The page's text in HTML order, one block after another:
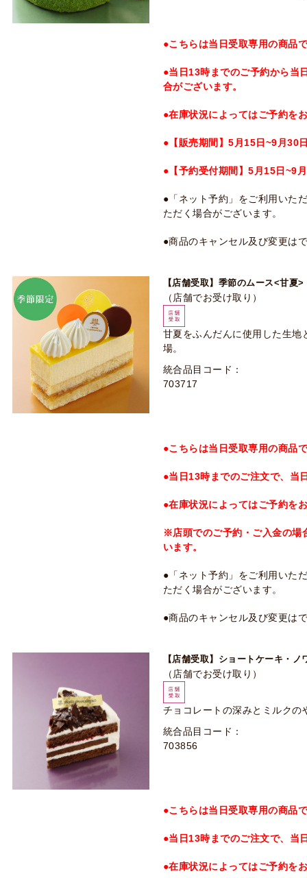
●こちらは当日受取専用の商品
●当日13時までのご予約から当
合がございます。
●在庫状況によってはご予約を
●【販売期間】5月15日~9月30
●【予約受付期間】5月15日~9
●「ネット予約」をご利用いた
ただく場合がございます。
●商品のキャンセル及び変更は
【店舗受取】季節のムース<甘夏
（店舗でお受け取り）
甘夏をふんだんに使用した生
場。
統合品目コード：
703717
●こちらは当日受取専用の商品
●当日13時までのご注文で、当
●在庫状況によってはご予約を
※店頭でのご予約・ご入金の場
います。
●「ネット予約」をご利用いた
ただく場合がございます。
●商品のキャンセル及び変更は
【店舗受取】ショートケーキ・
（店舗でお受け取り）
チョコレートの深みとミルク
統合品目コード：
703856
●こちらは当日受取専用の商品
●当日13時までのご注文で、当
●在庫状況によってはご予約を